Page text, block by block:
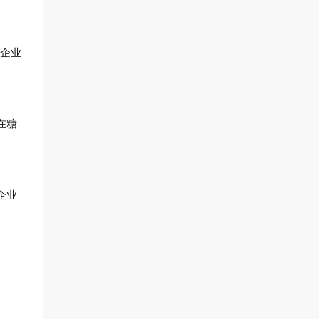
业
糖
业